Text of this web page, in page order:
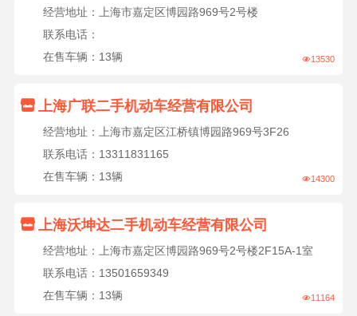
经营地址：上海市嘉定区博园路969号2号楼
联系电话：
在售车辆：13辆
13530
 上海广联二手机动车经营有限公司
经营地址：上海市嘉定区江桥镇博园路969号3F26
联系电话：13311831165
在售车辆：13辆
 14300
 上海沃坤达二手机动车经营有限公司
经营地址：上海市嘉定区博园路969号2号楼2F15A-1室
联系电话：13501659349
在售车辆：13辆
 11164